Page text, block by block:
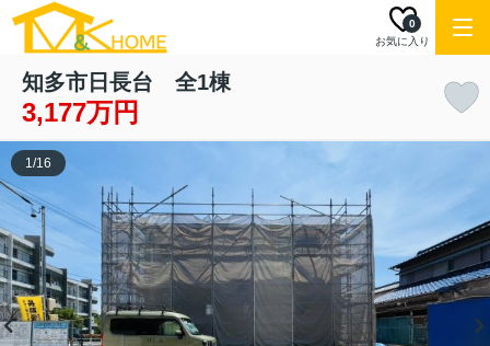
お気に入り
0
知多市日長台 全1棟
3,177万円
1/16